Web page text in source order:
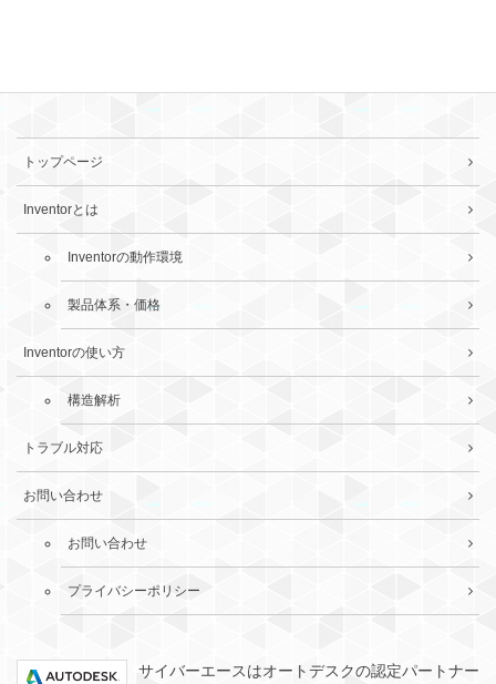
トップページ
Inventorとは
Inventorの動作環境
製品体系・価格
Inventorの使い方
構造解析
トラブル対応
お問い合わせ
お問い合わせ
プライバシーポリシー
サイバーエースはオートデスクの認定パートナー